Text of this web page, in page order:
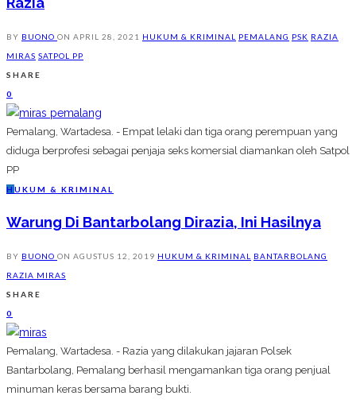
BY BUONO ON APRIL 28, 2021 HUKUM & KRIMINAL PEMALANG PSK RAZIA
MIRAS SATPOL PP
SHARE
0
Pemalang, Wartadesa. - Empat lelaki dan tiga orang perempuan yang
diduga berprofesi sebagai penjaja seks komersial diamankan oleh Satpol
PP
H UKUM & KRIMINAL
Warung Di Bantarbolang Dirazia, Ini Hasilnya
BY BUONO ON AGUSTUS 12, 2019 HUKUM & KRIMINAL
BANTARBOLANG
RAZIA MIRAS
SHARE
0
Pemalang, Wartadesa. - Razia yang dilakukan jajaran Polsek
Bantarbolang, Pemalang berhasil mengamankan tiga orang penjual
minuman keras bersama barang bukti.